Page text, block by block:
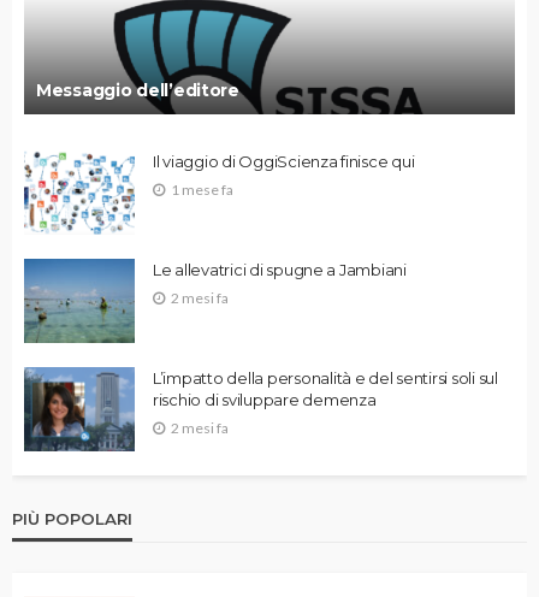
Messaggio dell’editore
Il viaggio di OggiScienza finisce qui
1 mese fa
Le allevatrici di spugne a Jambiani
2 mesi fa
L’impatto della personalità e del sentirsi soli sul
rischio di sviluppare demenza
2 mesi fa
PIÙ POPOLARI